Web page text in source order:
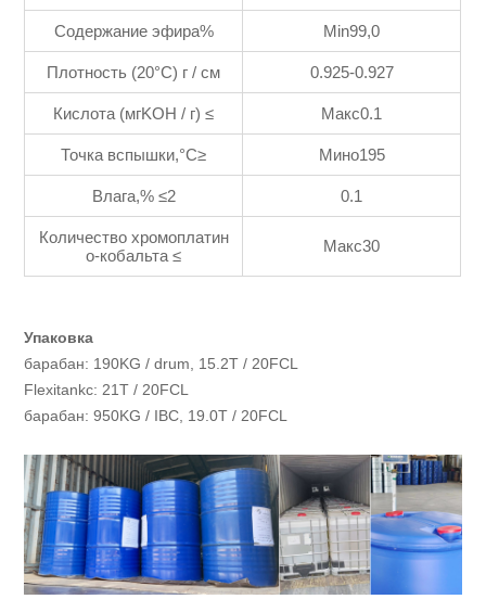
Содержание эфира% Min99,0
Плотность (20°C) г / см 0.925-0.927
Кислота (мгKOH / г) ≤ Макс0.1
Точка вспышки,°C≥ Мино195
Влага,% ≤2 0.1
Количество хромоплатин
о-кобальта ≤
Макс30
Упаковка
барабан: 190KG / drum, 15.2T / 20FCL
Flexitankc: 21T / 20FCL
барабан: 950KG / IBC, 19.0T / 20FCL